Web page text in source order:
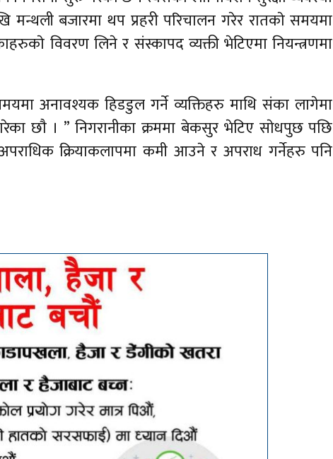
बजारमा थप प्रहरी परिचालन गरेर रातकाे समयमा
विवरण लिने र संस्कापद व्यक्ती भेटिएमा नियन्त्रणमा
अनावश्यक हिडडुल गर्ने व्यक्तिहरु माथि संका लागेमा
छाै । ” निगरानीका क्रममा बेकसुर भेटिए साेधपुछ पछि
क्रियाकलापमा कमी आउने र अपराध गर्नेहरु पनि